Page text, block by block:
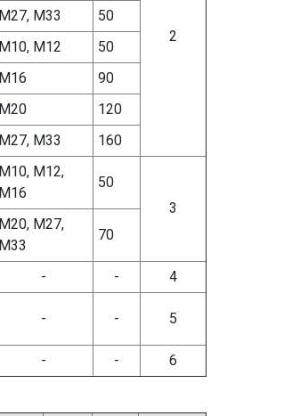
2
М27, М33
50
М10, М12
50
М16
90
М20
120
М27, М33
160
М10, М12,
М16
50
3
М20, М27,
М33
70
- - 4
- - 5
- -
6